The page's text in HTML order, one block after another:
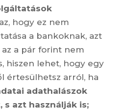
hogy ez nem
a bankoknak, azt
a pár forint nem
hiszen lehet, hogy egy
értesülhetsz arról, ha
adathalászok
s azt használják is;